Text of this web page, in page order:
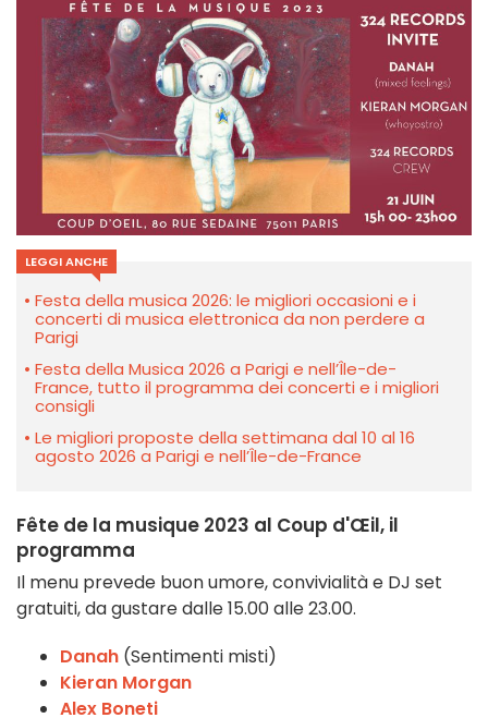
LEGGI ANCHE
Festa della musica 2026: le migliori occasioni e i
concerti di musica elettronica da non perdere a
Parigi
Festa della Musica 2026 a Parigi e nell’Île-de-
France, tutto il programma dei concerti e i migliori
consigli
Le migliori proposte della settimana dal 10 al 16
agosto 2026 a Parigi e nell’Île-de-France
Fête de la musique 2023 al Coup d'Œil, il
programma
Il menu prevede buon umore, convivialità e DJ set
gratuiti, da gustare dalle 15.00 alle 23.00.
Danah (Sentimenti misti)
Kieran Morgan
Alex Boneti